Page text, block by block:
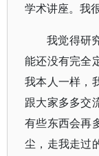
学术讲座。我
我觉得研
能还没有完全
我本人一样，
跟大家多多交
有些东西会再
尘，走我走过